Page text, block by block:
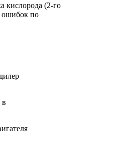
кислорода (2-го
ошибок по
в